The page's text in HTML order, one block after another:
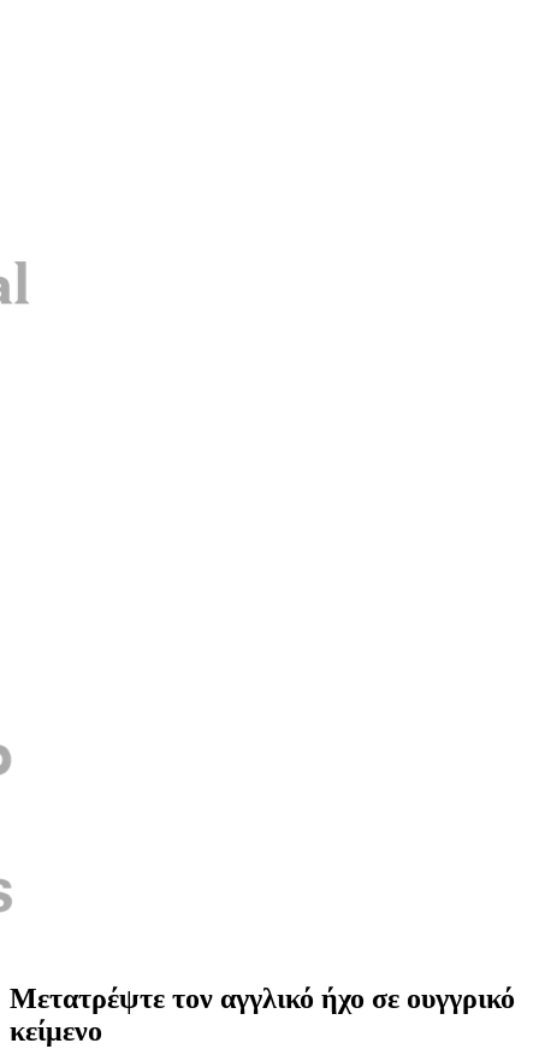
Μετατρέψτε τον αγγλικό ήχο σε ουγγρικό
κείμενο